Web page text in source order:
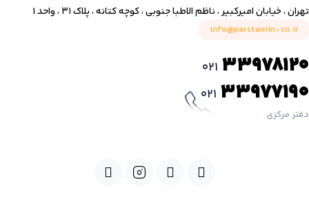
تهران ، خیابان امیرکبیر ، ناظم الاطبا جنوبی ، کوچه کتانه ، پلاک ۳۱ ، واحد ۱
info@parstamin-co.ir
021 33978120
021 33977190
دفتر مرکزی